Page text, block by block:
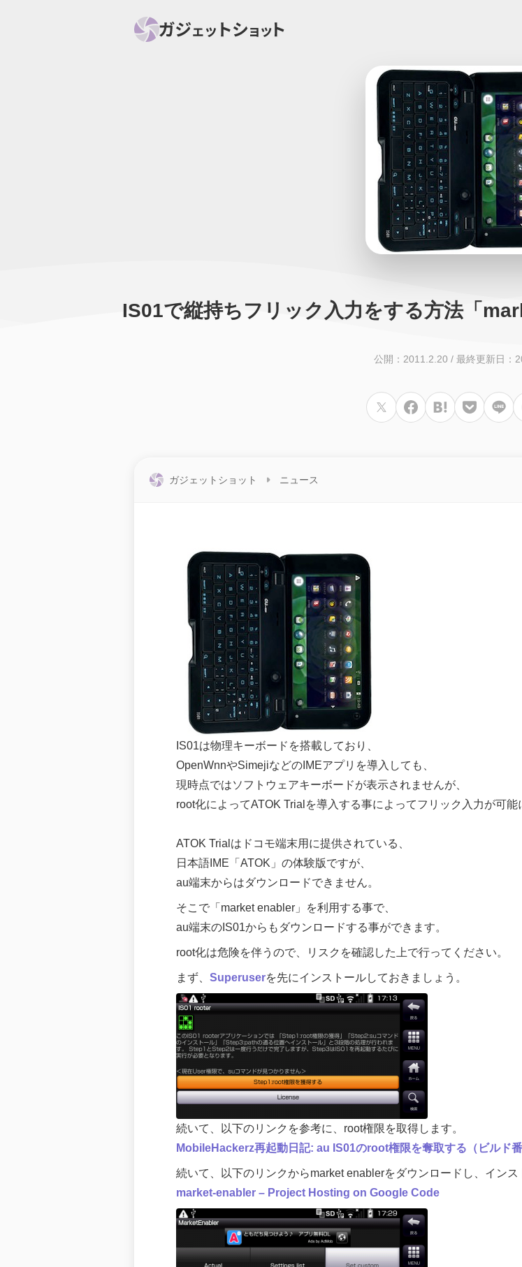
カメラ ウェアラブル スマートホ
カメラ 回線 iPhone
IS01で縦持ちフリック入力をする方法「
公開：2011.2.20 / 最終更新日：
ガジェットショット ニュース
IS01は物理キーボードを搭載しており、
OpenWnnやSimejiなどのIMEアプリを導入しても、
現時点ではソフトウェアキーボードが表示されませんが、
root化によってATOK Trialを導入する事によってフリック入力が可能
ATOK Trialはドコモ端末用に提供されている、
日本語IME「ATOK」の体験版ですが、
au端末からはダウンロードできません。
そこで「market enabler」を利用する事で、
au端末のIS01からもダウンロードする事ができます。
root化は危険を伴うので、リスクを確認した上で行ってください。
まず、 Superuserを先にインストールしておきましょう。
続いて、以下のリンクを参考に、root権限を取得します。
MobileHackerz再起動日記: au IS01のroot権限を奪取する（ビルド番
続いて、以下のリンクからmarket enablerをダウンロードし、インス
market-enabler – Project Hosting on Google Code